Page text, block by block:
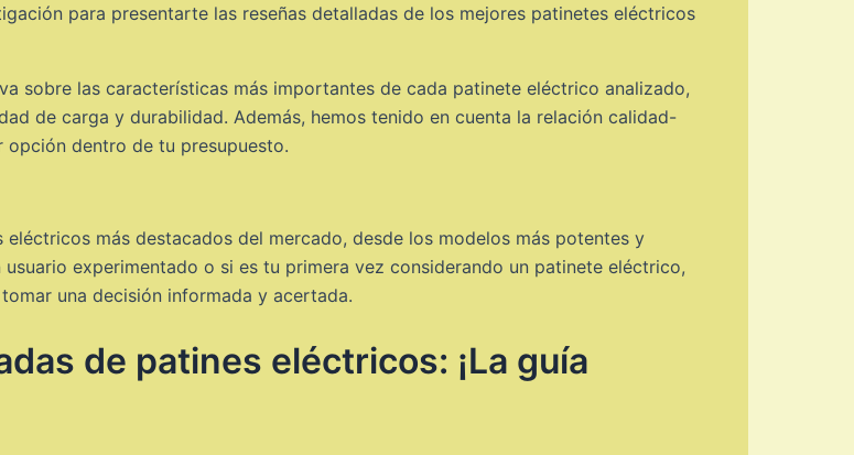
para presentarte las reseñas detalladas de los mejores patinetes eléctricos
sobre las características más importantes de cada patinete eléctrico analizado,
de carga y durabilidad. Además, hemos tenido en cuenta la relación calidad-
opción dentro de tu presupuesto.
más destacados del mercado, desde los modelos más potentes y
experimentado o si es tu primera vez considerando un patinete eléctrico,
una decisión informada y acertada.
de patines eléctricos: ¡La guía